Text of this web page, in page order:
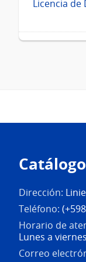
Licencia de
página
Dirección:
Teléfono:
Horario de
Lunes a
Correo